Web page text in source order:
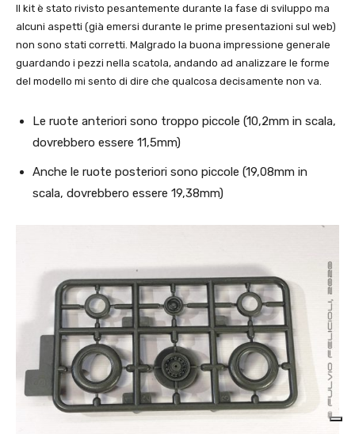
Il kit è stato rivisto pesantemente durante la fase di sviluppo ma
alcuni aspetti (già emersi durante le prime presentazioni sul web)
non sono stati corretti. Malgrado la buona impressione generale
guardando i pezzi nella scatola, andando ad analizzare le forme
del modello mi sento di dire che qualcosa decisamente non va.
Le ruote anteriori sono troppo piccole (10,2mm in scala,
dovrebbero essere 11,5mm)
Anche le ruote posteriori sono piccole (19,08mm in
scala, dovrebbero essere 19,38mm)